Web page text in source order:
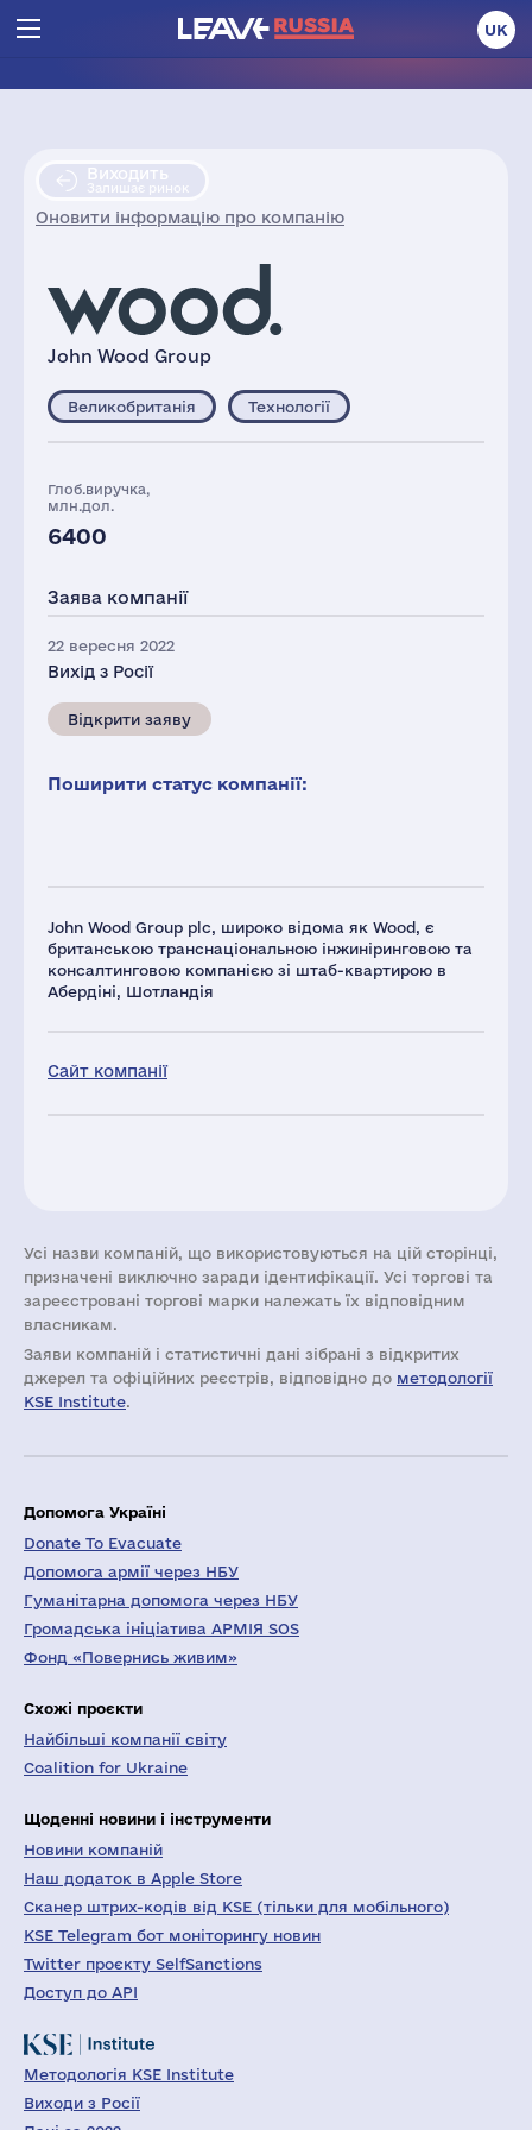
UK
Виходить
Залишає ринок
Оновити інформацію про компанію
John Wood Group
John Wood Group plc, широко відома як Wood, є
британською транснаціональною інжиніринговою та
консалтинговою компанією зі штаб-квартирою в
Абердіні, Шотландія
Сайт компанії
Великобританія Технології
Глоб.виручка,
млн.дол.
6400
Заява компанії
22 вересня 2022
Вихід з Росії
Відкрити заяву
Поширити статус компанії:
Усі назви компаній, що використовуються на цій сторінці,
призначені виключно заради ідентифікації. Усі торгові та
зареєстровані торгові марки належать їх відповідним
власникам.
Заяви компаній i статистичні дані зібрані з відкритих
джерел та офіційних реєстрів, відповідно до методології
KSE Institute.
Допомога Україні
Donate To Evacuate
Допомога армії через НБУ
Гуманітарна допомога через НБУ
Громадська ініціатива АРМІЯ SOS
Фонд «Повернись живим»
Схожі проєкти
Найбільші компанії світу
Coalition for Ukraine
Щоденні новини і інструменти
Новини компаній
Наш додаток в Apple Store
Сканер штрих-кодів від KSE (тільки для мобільного)
KSE Telegram бот моніторингу новин
Twitter проєкту SelfSanctions
Доступ до API
Методологія KSE Institute
Виходи з Росії